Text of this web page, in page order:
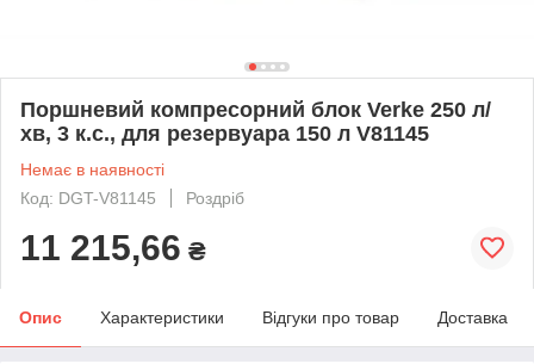
Поршневий компресорний блок Verke 250 л/
хв, 3 к.с., для резервуара 150 л V81145
Немає в наявності
Код: DGT-V81145
Роздріб
11 215,66 ₴
Опис Характеристики Відгуки про товар Доставка